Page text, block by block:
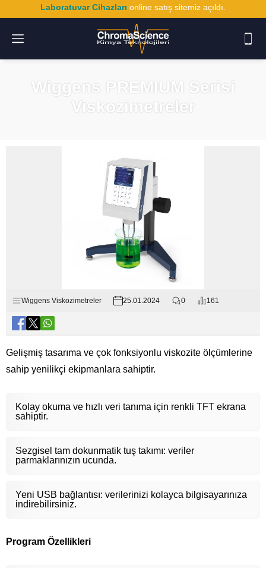
Laboratuvar Cihazları online satış sitemiz açıldı.
Wiggens PREMIUM Serisi
Viskozimetreler
Wiggens Viskozimetreler 25.01.2024 0 161
Gelişmiş tasarıma ve çok fonksiyonlu viskozite ölçümlerine
sahip yenilikçi ekipmanlara sahiptir.
Kolay okuma ve hızlı veri tanıma için renkli TFT ekrana
sahiptir.
Sezgisel tam dokunmatik tuş takımı: veriler
parmaklarınızın ucunda.
Yeni USB bağlantısı: verilerinizi kolayca bilgisayarınıza
indirebilirsiniz.
Program Özellikleri